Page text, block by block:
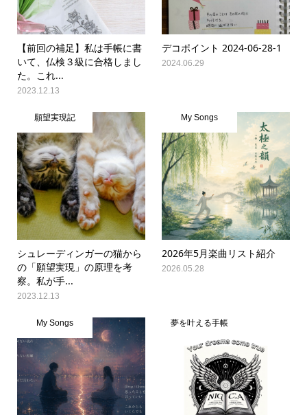
【前回の補足】私は手帳に書
いて、仏検３級に合格しまし
た。これ...
2023.12.13
デコポイント 2024-06-28-1
2024.06.29
願望実現記
シュレーディンガーの猫から
の「願望実現」の原理を考
察。私が手...
2023.12.13
My Songs
2026年5月楽曲リスト紹介
2026.05.28
My Songs 夢を叶える手帳